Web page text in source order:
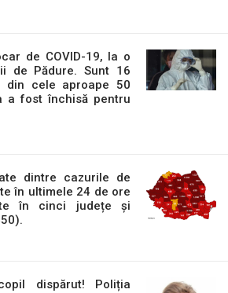
de COVID-19, la o
de Pădure. Sunt 16
din cele aproape 50
a fost închisă pentru
dintre cazurile de
în ultimele 24 de ore
în cinci județe și
dispărut! Poliția